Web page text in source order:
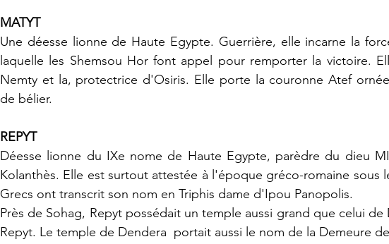
MATYT
Une déesse lionne de Haute Egypte. Guerrière, elle incarne la
laquelle les Shemsou Hor font appel pour remporter la victoire.
Nemty et la, protectrice d'Osiris. Elle porte la couronne Atef
de bélier.
REPYT
Déesse lionne du IXe nome de Haute Egypte, parèdre du dieu
Kolanthès. Elle est surtout attestée à l'époque gréco-romaine sous
Grecs ont transcrit son nom en Triphis dame d'Ipou Panopolis.
Près de Sohag, Repyt possédait un temple aussi grand que celui
Repyt. Le temple de Dendera  portait aussi le nom de la Demeure